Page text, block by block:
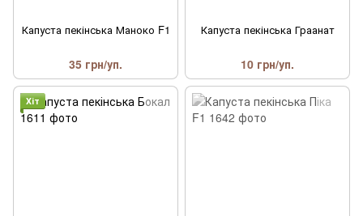
Капуста пекінська Маноко F1
35 грн/уп.
Капуста пекінська Граанат
10 грн/уп.
Хіт